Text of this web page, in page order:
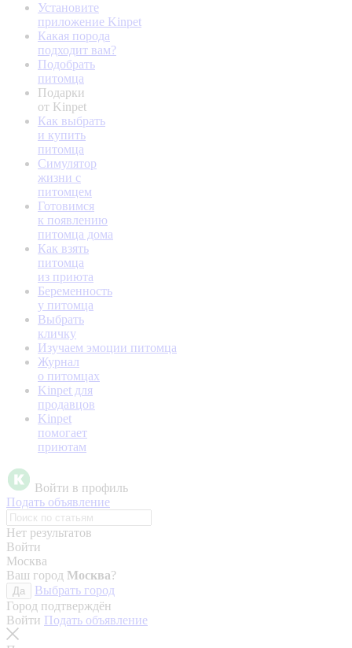
Установите
приложение Kinpet
Какая порода
подходит вам?
Подобрать
питомца
Подарки
от Kinpet
Как выбрать
и купить
питомца
Симулятор
жизни с
питомцем
Готовимся
к появлению
питомца дома
Как взять
питомца
из приюта
Беременность
у питомца
Выбрать
кличку
Изучаем эмоции питомца
Журнал
о питомцах
Kinpet для
продавцов
Kinpet
помогает
приютам
Войти в профиль
Подать объявление
Нет результатов
Войти
Москва
Ваш город Москва?
Да
Выбрать город
Город подтверждён
Войти Подать объявление